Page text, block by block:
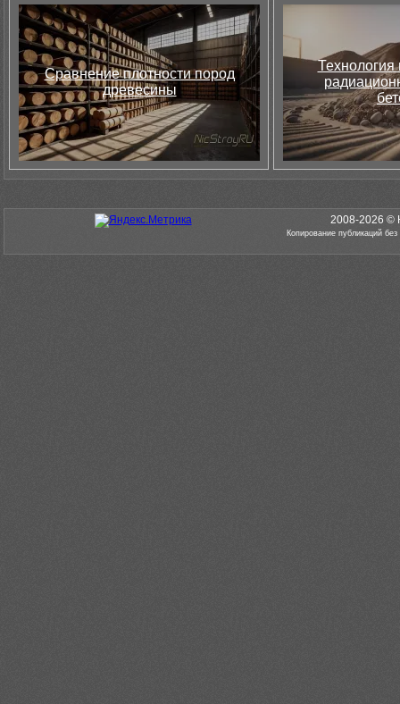
Сравнение плотности пород
древесины
Технология
2008-2026 ©
Копирование публикаций